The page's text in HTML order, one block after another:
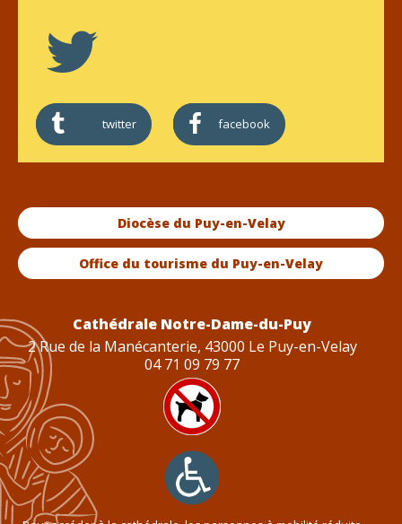
twitter facebook
Diocèse du Puy-en-Velay
Office du tourisme du Puy-en-Velay
Cathédrale Notre-Dame-du-Puy
2 Rue de la Manécanterie, 43000 Le Puy-en-Velay
04 71 09 79 77